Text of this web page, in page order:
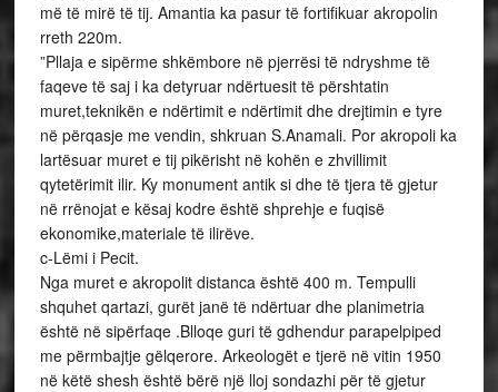
më të mirë të tij. Amantia ka pasur të fortifikuar akropolin
rreth 220m.
”Pllaja e sipërme shkëmbore në pjerrësi të ndryshme të
faqeve të saj i ka detyruar ndërtuesit të përshtatin
muret,teknikën e ndërtimit e ndërtimit dhe drejtimin e tyre
në përqasje me vendin, shkruan S.Anamali. Por akropoli ka
lartësuar muret e tij pikërisht në kohën e zhvillimit
qytetërimit ilir. Ky monument antik si dhe të tjera të gjetur
në rrënojat e kësaj kodre është shprehje e fuqisë
ekonomike,materiale të ilirëve.
c-Lëmi i Pecit.
Nga muret e akropolit distanca është 400 m. Tempulli
shquhet qartazi, gurët janë të ndërtuar dhe planimetria
është në sipërfaqe .Blloqe guri të gdhendur parapelpiped
me përmbajtje gëlqerore. Arkeologët e tjerë në vitin 1950
në këtë shesh është bërë një lloj sondazhi për të gjetur